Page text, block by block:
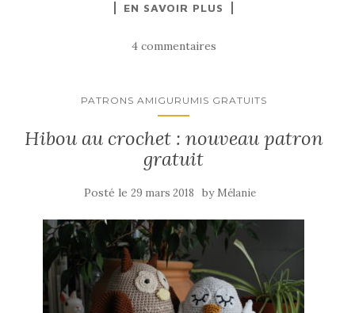
EN SAVOIR PLUS
4 commentaires
PATRONS AMIGURUMIS GRATUITS
Hibou au crochet : nouveau patron
gratuit
Posté le 29 mars 2018 by Mélanie